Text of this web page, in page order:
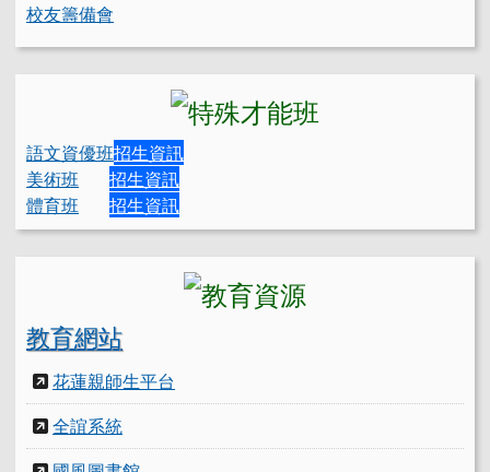
校友籌備會
語文資優班招生資訊
美術班
招生資訊
體育班
招生資訊
教育網站
花蓮親師生平台
全誼系統